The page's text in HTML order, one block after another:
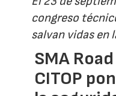
congreso
salvan vidas en
SMA
CITOP